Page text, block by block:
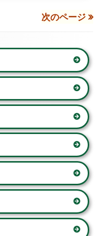
次のページ